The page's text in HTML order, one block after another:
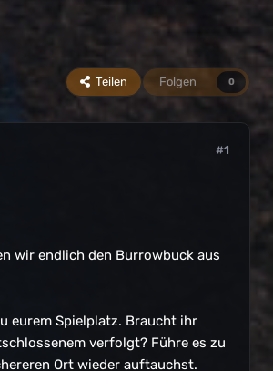
Teilen Folgen 0
#1
wir endlich den Burrowbuck aus
eurem Spielplatz. Braucht ihr
verfolgt? Führe es zu
Ort wieder auftauchst.